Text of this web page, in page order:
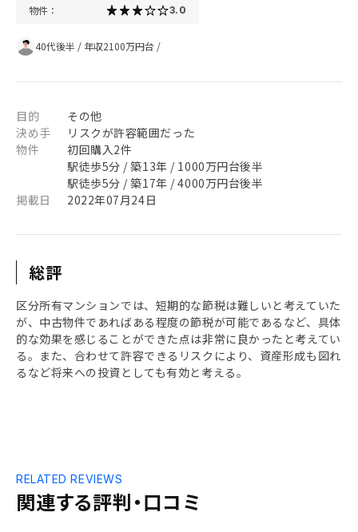
物件： 3.0
40代後半 / 年収2100万円台 /
目的
その他
決め手
リスクが許容範囲だった
物件
初回購入2件
駅徒歩5分 / 築13年 / 1000万円台後半
駅徒歩5分 / 築17年 / 4000万円台後半
掲載日
2022年07月24日
総評
区分所有マンションでは、短期的な節税は難しいと考えていた
が、中古物件であればある程度の節税が可能であるなど、具体
的な効果を感じることができた点は非常に良かったと考えてい
る。また、合わせて許容できるリスクにより、資産形成も図れ
るなど将来への投資としても有効と考える。
関連する評判・口コミ
RELATED REVIEWS